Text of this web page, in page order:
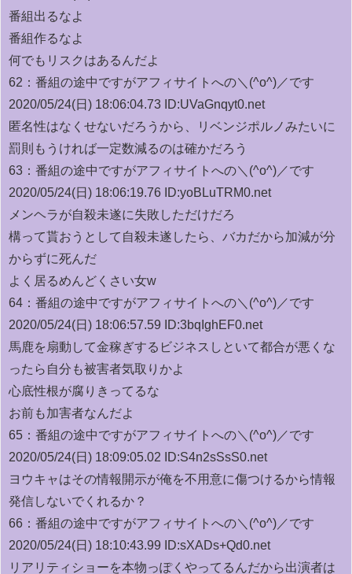
番組出るなよ
番組作るなよ
何でもリスクはあるんだよ
62： 番組の途中ですがアフィサイトへの＼(^o^)／です
2020/05/24(日) 18:06:04.73 ID:UVaGnqyt0.net
匿名性はなくせないだろうから、リベンジポルノみたいに
罰則もうければ一定数減るのは確かだろう
63： 番組の途中ですがアフィサイトへの＼(^o^)／です
2020/05/24(日) 18:06:19.76 ID:yoBLuTRM0.net
メンヘラが自殺未遂に失敗しただけだろ
構って貰おうとして自殺未遂したら、バカだから加減が分
からずに死んだ
よく居るめんどくさい女w
64： 番組の途中ですがアフィサイトへの＼(^o^)／です
2020/05/24(日) 18:06:57.59 ID:3bqIghEF0.net
馬鹿を扇動して金稼ぎするビジネスしといて都合が悪くな
ったら自分も被害者気取りかよ
心底性根が腐りきってるな
お前も加害者なんだよ
65： 番組の途中ですがアフィサイトへの＼(^o^)／です
2020/05/24(日) 18:09:05.02 ID:S4n2sSsS0.net
ヨウキャはその情報開示が俺を不用意に傷つけるから情報
発信しないでくれるか？
66： 番組の途中ですがアフィサイトへの＼(^o^)／です
2020/05/24(日) 18:10:43.99 ID:sXADs+Qd0.net
リアリティショーを本物っぽくやってるんだから出演者は